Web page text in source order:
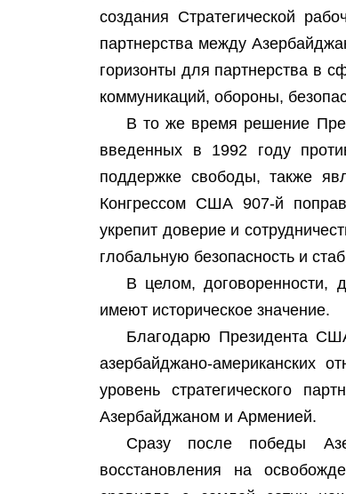
создания Стратегической
партнерства между
горизонты для партнерства в
коммуникаций, обороны,
В то же время решение
введенных в 1992 году
поддержке свободы, также
Конгрессом США 907-й
укрепит доверие и
глобальную безопасность и
В целом, договоренности,
имеют историческое значение.
Благодарю Президента
азербайджано-американских
уровень стратегического
Азербайджаном и Арменией.
Сразу после победы
восстановления на